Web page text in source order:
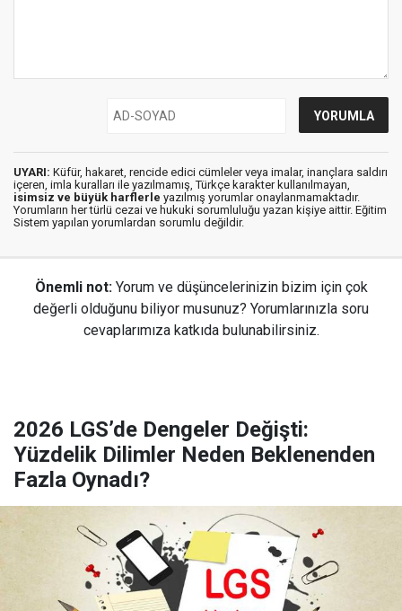
UYARI: Küfür, hakaret, rencide edici cümleler veya imalar, inançlara saldırı
içeren, imla kuralları ile yazılmamış, Türkçe karakter kullanılmayan,
isimsiz ve büyük harflerle yazılmış yorumlar onaylanmamaktadır.
Yorumların her türlü cezai ve hukuki sorumluluğu yazan kişiye aittir. Eğitim
Sistem yapılan yorumlardan sorumlu değildir.
Önemli not: Yorum ve düşüncelerinizin bizim için çok
değerli olduğunu biliyor musunuz? Yorumlarınızla soru
cevaplarımıza katkıda bulunabilirsiniz.
2026 LGS’de Dengeler Değişti:
Yüzdelik Dilimler Neden Beklenenden
Fazla Oynadı?